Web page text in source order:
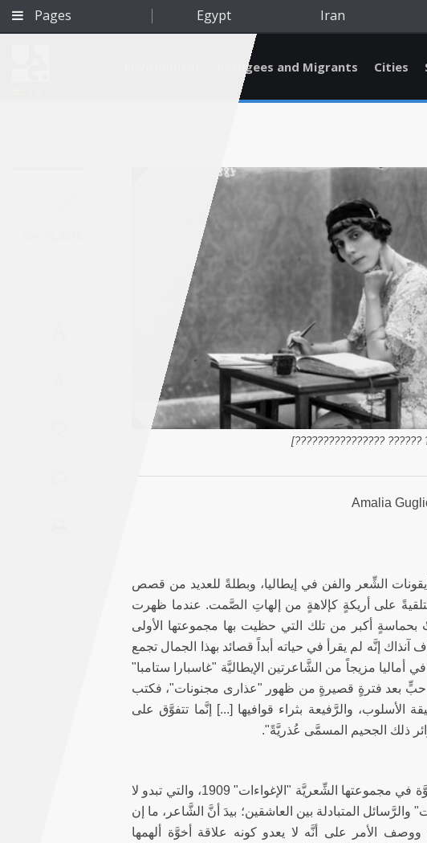
Pages Egypt Iran
Refugees and Migrants Cities
[???? ??????? ??????
تُعَدُّ أيقونةً من أيقونات الشِّعر والفن في إيطاليا، وبطلةً للعديد من قصص
على أريكةٍ كإلاهةٍ من إلهاتِ الصَّمت. عندما ظهرت
الثَّانية "عذارى مجنونات" سنة 1907 استُقبلتْ بحماسةٍ أكبر من تلك التي حظيت بها مجموعتها الأولى
آنذاك إنَّه لم يقرأ في حياته أبداً قصائد بهذا الجمال تجمع
أماليا مزيجاً من الشَّاعرتين الإيطاليَّة "غاسبارا ستامبا"
حبٍّ بعد فترةٍ قصيرةٍ من ظهور "عذارى مجنونات"، فكتب
الأسلوب، والرَّفيعة بثراء قوافيها [...] إنَّما تتفوَّق على
ذلك الجحيم المسمَّى عُذريَّةً".
لم ينحصر حضور غوتسانو في دورِه كناقد، بل كان طيفه حاضراً بقوَّة في مجموعتها الشِّعريَّة "الإغواءات" 1909، والتي تبدو لا
المتبادلة بين العاشقين؛ بيدَ أنَّ الشَّاعر، ما إن
الأمر على أنَّه لا يعدو كونه علاقة أخوَّة ألهمها